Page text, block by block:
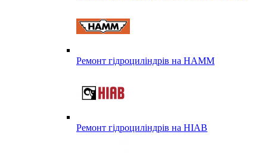
Ремонт гідроциліндрів на HAMM
Ремонт гідроциліндрів на HIAB